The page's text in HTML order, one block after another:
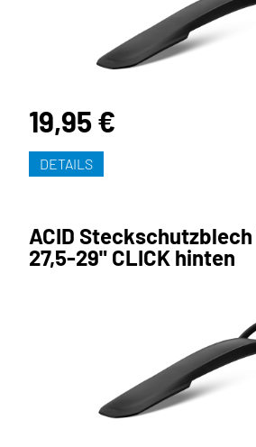
19,95 €
DETAILS
ACID Steckschutzblech
27,5-29" CLICK hinten